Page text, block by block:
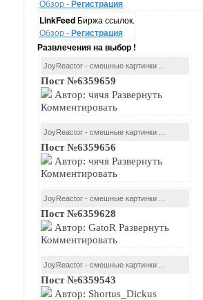
Обзор -Регистрация
LinkFeed Биржа ссылок.
Обзор -Регистрация
Развлечения на выбор !
JoyReactor - смешные картинки ...
Пост №6359659
Автор: чячя Развернуть
Комментировать
JoyReactor - смешные картинки ...
Пост №6359656
Автор: чячя Развернуть
Комментировать
JoyReactor - смешные картинки ...
Пост №6359628
Автор: GatoR Развернуть
Комментировать
JoyReactor - смешные картинки ...
Пост №6359543
Автор: Shortus_Dickus